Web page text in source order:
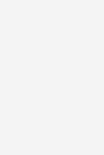
su su